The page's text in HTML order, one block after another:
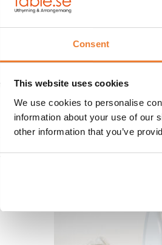
Consent
This website uses cookies
We use cookies to personalise
information about your use of our
other information that you’ve